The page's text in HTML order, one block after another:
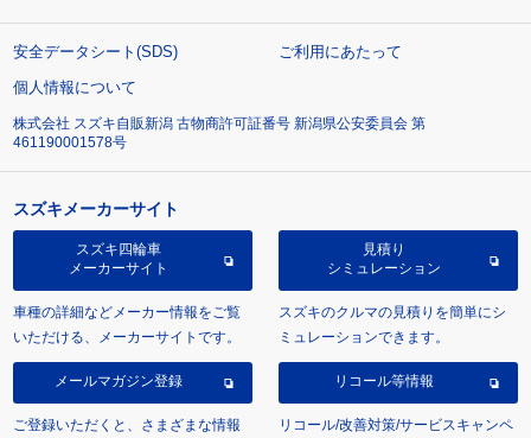
安全データシート(SDS)
ご利用にあたって
個人情報について
株式会社 スズキ自販新潟 古物商許可証番号 新潟県公安委員会 第
461190001578号
スズキメーカーサイト
スズキ四輪車
メーカーサイト
車種の詳細などメーカー情報をご覧
いただける、メーカーサイトです。
見積り
シミュレーション
スズキのクルマの見積りを簡単にシ
ミュレーションできます。
メールマガジン登録
ご登録いただくと、さまざまな情報
リコール等情報
リコール/改善対策/サービスキャンペ